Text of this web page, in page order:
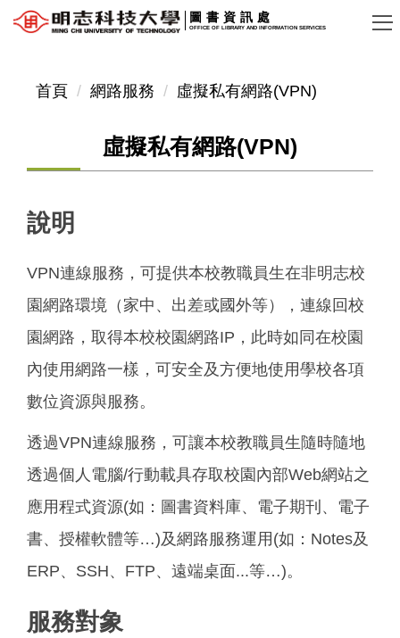
跳
圖書資訊處
OFFICE OF LIBRARY AND INFORMATION SERVICES
首頁 網路服務 虛擬私有網路(VPN)
虛擬私有網路(VPN)
說明
VPN連線服務，可提供本校教職員生在非明志校
園網路環境（家中、出差或國外等），連線回校
園網路，取得本校校園網路IP，此時如同在校園
內使用網路一樣，可安全及方便地使用學校各項
數位資源與服務。
透過VPN連線服務，可讓本校教職員生隨時隨地
透過個人電腦/行動載具存取校園內部Web網站之
應用程式資源(如：圖書資料庫、電子期刊、電子
書、授權軟體等…)及網路服務運用(如：Notes及
ERP、SSH、FTP、遠端桌面...等…)。
服務對象